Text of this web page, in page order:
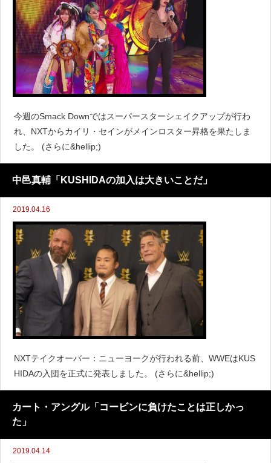
今週のSmack Downではスーパースターシェイクアップが行わ
れ、NXTからカイリ・セインがメインロスター昇格を果たしま
した。 (さらに&hellip;)
中邑真輔「KUSHIDAの加入は大きいことだ」
2019.04.16
NXTテイクオーバー：ニューヨークが行われる前、WWEはKUS
HIDAの入団を正式に発表しました。 (さらに&hellip;)
カート・アングル「コービンに負けたことは正しかっ
た」
2019.04.14